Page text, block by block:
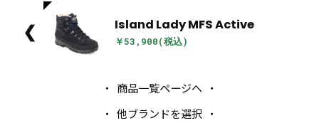
❮ Island Lady MFS Active
￥53,900(税込)
商品一覧ページへ
他ブランドを選択